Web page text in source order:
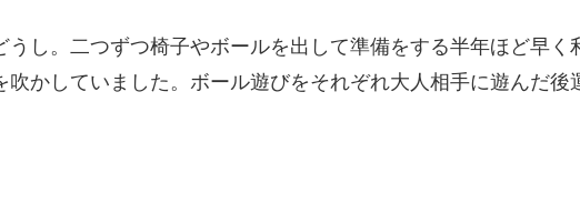
うし。二つずつ椅子やボールを出して準備をする半年ほど早く
吹かしていました。ボール遊びをそれぞれ大人相手に遊んだ後